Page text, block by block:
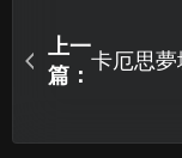
上一
篇：
卡厄思夢